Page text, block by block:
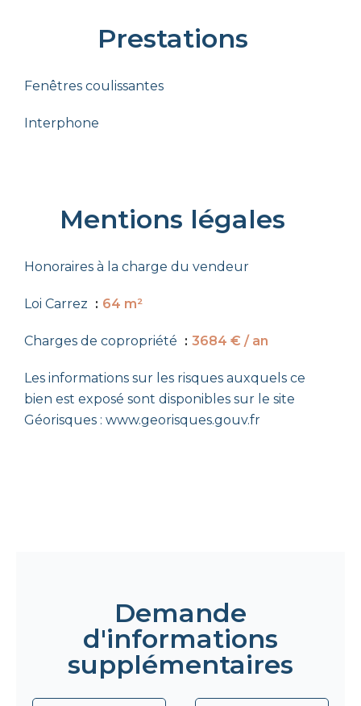
Prestations
Fenêtres coulissantes
Interphone
Mentions légales
Honoraires à la charge du vendeur
Loi Carrez 64 m²
Charges de copropriété 3684 € / an
Les informations sur les risques auxquels ce
bien est exposé sont disponibles sur le site
Géorisques : www.georisques.gouv.fr
Demande
d'informations
supplémentaires